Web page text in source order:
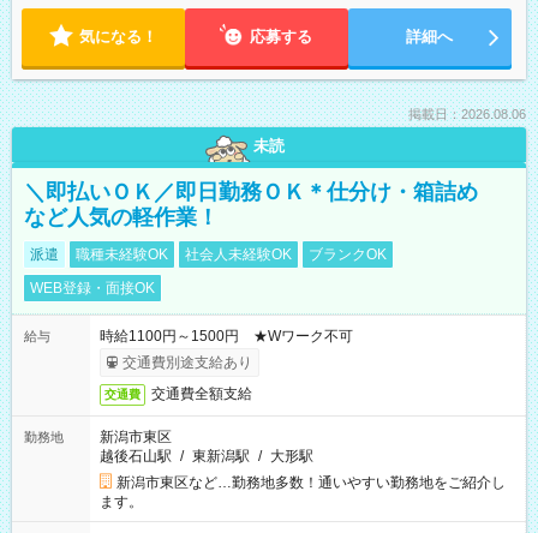
気になる！ 応募する 詳細へ
掲載日：2026.08.06
未読
＼即払いＯＫ／即日勤務ＯＫ＊仕分け・箱詰め
など人気の軽作業！
派遣 職種未経験OK 社会人未経験OK
ブランクOK
WEB登録・面接OK
給与
時給1100円～1500円 ★Wワーク不可
交通費別途支給あり
交通費 交通費全額支給
勤務地
新潟市東区
越後石山駅 / 東新潟駅 / 大形駅
新潟市東区など…勤務地多数！通いやすい勤務地をご紹介し
ます。